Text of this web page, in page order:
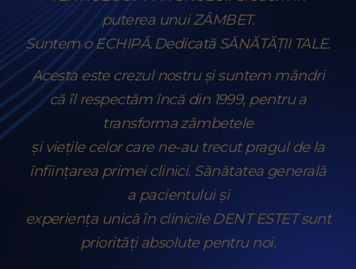
puterea unui ZÂMBET.
Suntem o ECHIPĂ. Dedicată SĂNĂTĂȚII TALE.
Acesta este crezul nostru și suntem mândri
că îl respectăm încă din 1999, pentru a
transforma zâmbetele
și viețile celor care ne-au trecut pragul de la
înființarea primei clinici. Sănătatea generală
a pacientului și
experiența unică în clinicile DENT ESTET sunt
priorități absolute pentru noi.